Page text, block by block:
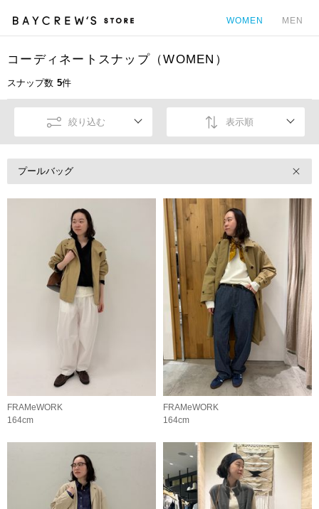
WOMEN MEN
コーディネートスナップ（WOMEN）
スナップ数 5件
絞り込む 表示順
プールバッグ
FRAMeWORK
164cm
FRAMeWORK
164cm